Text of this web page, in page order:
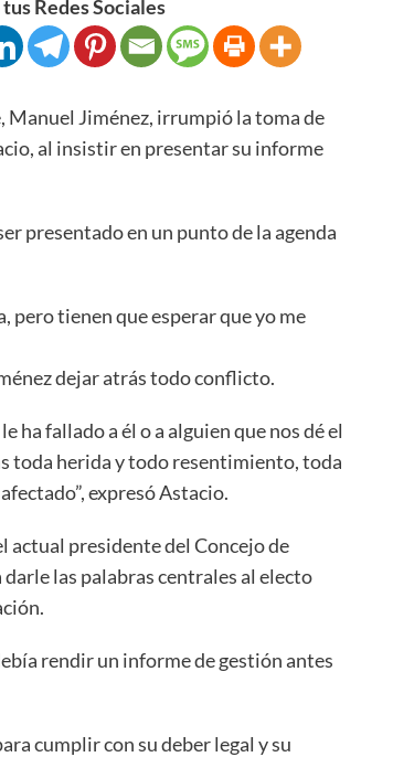
Redes Sociales
Manuel Jiménez, irrumpió la toma de
al insistir en presentar su informe
presentado en un punto de la agenda
pero tienen que esperar que yo me
dejar atrás todo conflicto.
ha fallado a él o a alguien que nos dé el
toda herida y todo resentimiento, toda
expresó Astacio.
actual presidente del Concejo de
las palabras centrales al electo
rendir un informe de gestión antes
cumplir con su deber legal y su